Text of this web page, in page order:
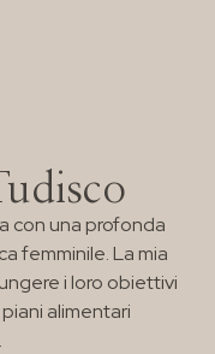
con una profonda
femminile. La mia
i loro obiettivi
alimentari